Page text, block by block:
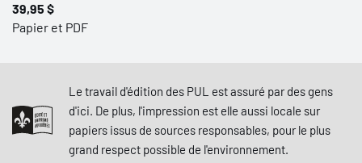
39,95 $
Papier et PDF
Le travail d'édition des PUL est assuré par des gens
d'ici. De plus, l'impression est elle aussi locale sur
papiers issus de sources responsables, pour le plus
grand respect possible de l'environnement.